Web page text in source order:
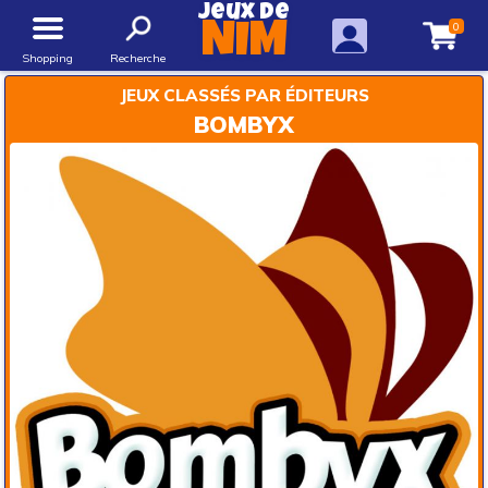
Shopping Recherche
Jeux de
NIM 0
JEUX CLASSÉS PAR ÉDITEURS
BOMBYX